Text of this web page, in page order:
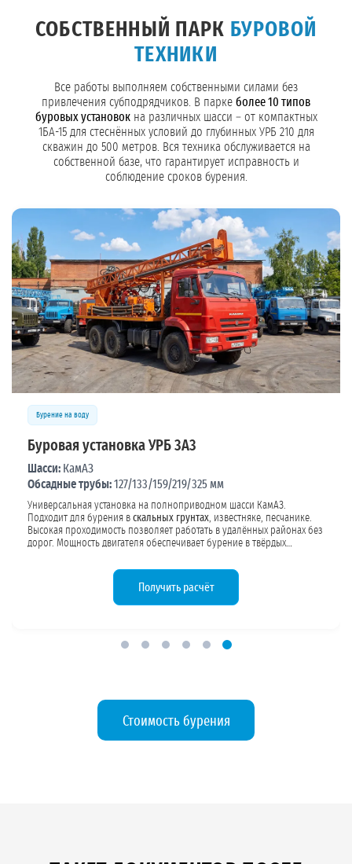
СОБСТВЕННЫЙ ПАРК БУРОВОЙ
ТЕХНИКИ
Все работы выполняем собственными силами без
привлечения субподрядчиков. В парке более 10 типов
буровых установокна различных шасси – от компактных
1БА-15 для стеснённых условий до глубинных УРБ 210 для
скважин до 500 метров. Вся техника обслуживается на
собственной базе, что гарантирует исправность и
соблюдение сроков бурения.
Бурение на воду
Буровая установка УРБ 3А3
Шасси: КамАЗ
Обсадные трубы:127/133/159/219/325 мм
Универсальная установка на полноприводном шасси КамАЗ.
Подходит для бурения в скальных грунтах, известняке, песчанике.
Высокая проходимость позволяет работать в удалённых районах без
дорог. Мощность двигателя обеспечивает бурение в твёрдых
объём водопотребления и геологию участка.
Получить расчёт
Стоимость бурения